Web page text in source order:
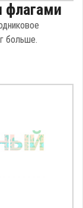
флагами
больше.